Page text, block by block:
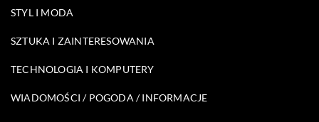
STYL I MODA
SZTUKA I ZAINTERESOWANIA
TECHNOLOGIA I KOMPUTERY
WIADOMOŚCI / POGODA / INFORMACJE